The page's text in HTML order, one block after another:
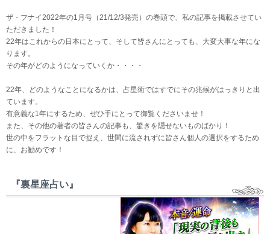
ザ・フナイ2022年の1月号（21/12/3発売）の巻頭で、私の記事を掲載させてい
ただきました！
22年はこれからの日本にとって、そして皆さんにとっても、大変大事な年にな
ります。
その年がどのようになっていくか・・・・
22年、どのようなことになるかは、占星術ではすでにその兆候がはっきりと出
ています。
有意義な1年にするため、ぜひ手にとって御覧くださいませ！
また、その他の著者の皆さんの記事も、驚きを隠せないものばかり！
世の中をフラットな目で捉え、世間に流されずに皆さん個人の選択をするため
に、お勧めです！
『裏星座占い』